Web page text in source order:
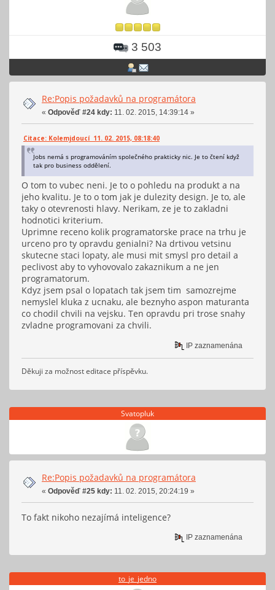
3 503
Re:Popis požadavků na programátora
« Odpověď #24 kdy: 11. 02. 2015, 14:39:14 »
Citace: Kolemjdoucí 11. 02. 2015, 08:18:40
Jobs nemá s programováním společného prakticky nic. Je to čtení když
tak pro business oddělení.
O tom to vubec neni. Je to o pohledu na produkt a na
jeho kvalitu. Je to o tom jak je dulezity design. Je to, ale
taky o otevrenosti hlavy. Nerikam, ze je to zakladni
hodnotici kriterium.
Uprimne receno kolik programatorske prace na trhu je
urceno pro ty opravdu genialni? Na drtivou vetsinu
skutecne staci lopaty, ale musi mit smysl pro detail a
peclivost aby to vyhovovalo zakaznikum a ne jen
programatorum.
Kdyz jsem psal o lopatach tak jsem tim samozrejme
nemyslel kluka z ucnaku, ale beznyho aspon maturanta
co chodil chvili na vejsku. Ten opravdu pri trose snahy
zvladne programovani za chvili.
IP zaznamenána
Děkuji za možnost editace příspěvku.
Svatopluk
Re:Popis požadavků na programátora
« Odpověď #25 kdy: 11. 02. 2015, 20:24:19 »
To fakt nikoho nezajímá inteligence?
IP zaznamenána
to_je_jedno